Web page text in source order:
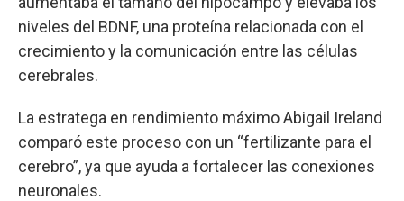
niveles del BDNF, una proteína relacionada con el
crecimiento y la comunicación entre las células
cerebrales.
La estratega en rendimiento máximo Abigail Ireland
comparó este proceso con un “fertilizante para el
cerebro”, ya que ayuda a fortalecer las conexiones
neuronales.